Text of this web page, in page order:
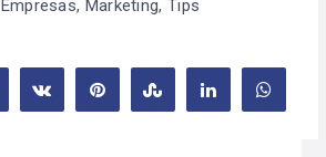
Empresas, Marketing, Tips